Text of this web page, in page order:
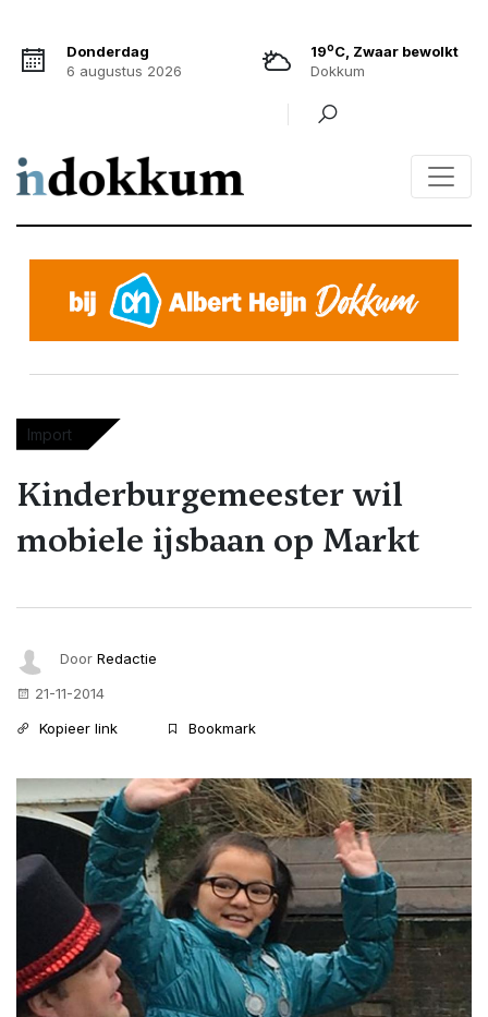
Donderdag
6 augustus 2026
19oC, Zwaar bewolkt
Dokkum
Import
Kinderburgemeester wil
mobiele ijsbaan op Markt
Door Redactie
21-11-2014
Kopieer link
Bookmark